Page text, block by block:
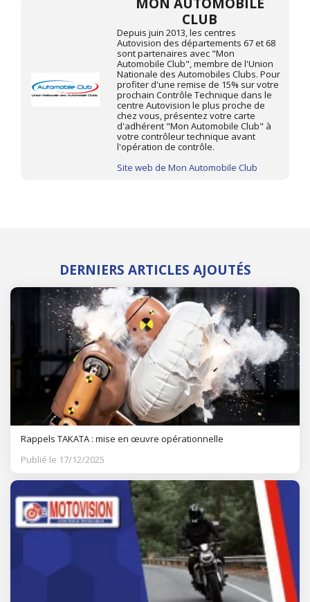
CLUB
Depuis juin 2013, les centres
Autovision des départements 67 et 68
sont partenaires avec "Mon
Automobile Club", membre de l'Union
Nationale des Automobiles Clubs. Pour
profiter d'une remise de 15% sur votre
prochain Contrôle Technique dans le
centre Autovision le plus proche de
chez vous, présentez votre carte
d'adhérent "Mon Automobile Club" à
votre contrôleur technique avant
l'opération de contrôle.
Site web de Mon Automobile Club
DERNIERS ARTICLES AJOUTÉS
Rappels TAKATA : mise en œuvre opérationnelle
Publié le 17/12/2025